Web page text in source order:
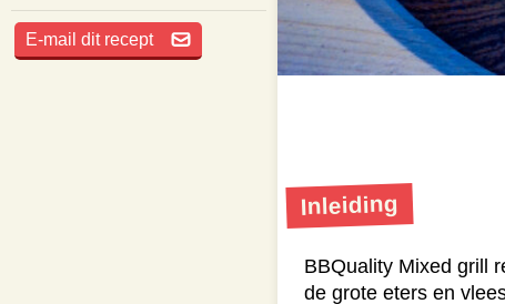
E-mail dit recept
Inleiding
BBQuality Mixed grill
de grote eters en